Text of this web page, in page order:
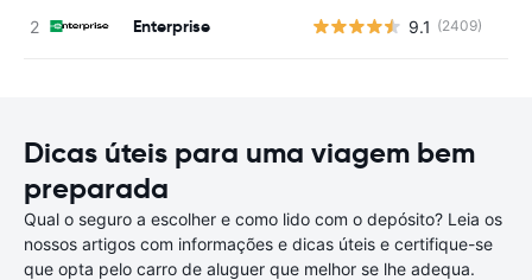
Enterprise 9.1 (2409)
Dicas úteis para uma viagem bem
preparada
Qual o seguro a escolher e como lido com o depósito? Leia os
nossos artigos com informações e dicas úteis e certifique-se
que opta pelo carro de aluguer que melhor se lhe adequa.